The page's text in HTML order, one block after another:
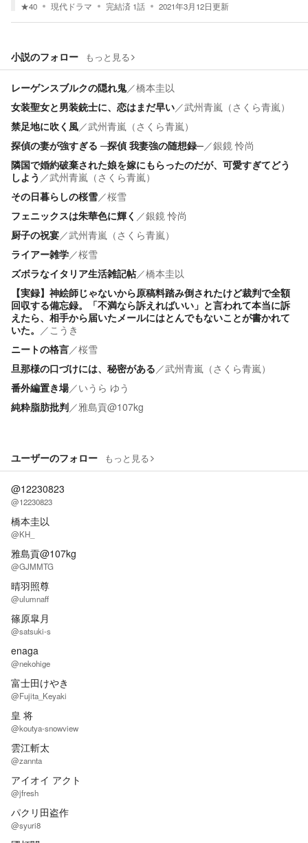
★40 現代ドラマ 完結済 1話 2021年3月12日更新
小説のフォロー もっと見る
レーゲンスブルクの隠れ鬼／橋本圭以
女装聖女と男装銃士に、恋はまだ早い／武州青嵐（さくら青嵐）
禁足地に吹く風／武州青嵐（さくら青嵐）
探偵の妻が強すぎる ─探偵 我妻強の随想録─／銀鏡 怜尚
隣国で婚約破棄された娘を嫁にもらったのだが、可愛すぎてどう
しよう ／武州青嵐（さくら青嵐）
その日暮らしの桜雪／桜雪
フェニックスは朱華色に輝く ／銀鏡 怜尚
厨子の祝宴／武州青嵐（さくら青嵐）
ライアー雑学／桜雪
ズボラなイタリア生活雑記帖／橋本圭以
【実録】神絵師じゃないから原稿料踏み倒されたけど裁判で全額
回収する備忘録。「不満なら訴えればいい」と言われて本当に訴
えたら、相手から届いたメールにはとんでもないことが書かれて
いた。 ／ こうき
ニートの格言／桜雪
旦那様の口づけには、秘密がある／武州青嵐（さくら青嵐）
番外編置き場／いうら ゆう
純粋脂肪批判／雅島貢@107kg
ユーザーのフォロー もっと見る
@12230823
@12230823
橋本圭以
@KH_
雅島貢@107kg
@GJMMTG
晴羽照尊
@ulumnaff
篠原皐月
@satsuki-s
enaga
@nekohige
富士田けやき
@Fujita_Keyaki
皇 将
@koutya-snowview
雲江斬太
@zannta
アイオイ アクト
@jfresh
パクリ田盗作
@syuri8